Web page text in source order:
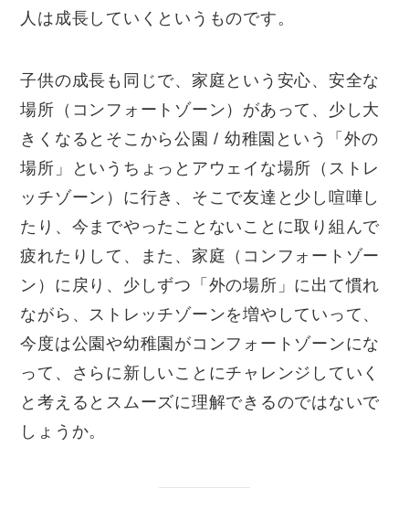
人は成長していくというものです。
子供の成長も同じで、家庭という安心、安全な
場所（コンフォートゾーン）があって、少し大
きくなるとそこから公園/ 幼稚園という「外の
場所」というちょっとアウェイな場所（ストレ
ッチゾーン）に行き、そこで友達と少し喧嘩し
たり、今までやったことないことに取り組んで
疲れたりして、また、家庭（コンフォートゾー
ン）に戻り、少しずつ「外の場所」に出て慣れ
ながら、ストレッチゾーンを増やしていって、
今度は公園や幼稚園がコンフォートゾーンにな
って、さらに新しいことにチャレンジしていく
と考えるとスムーズに理解できるのではないで
しょうか。